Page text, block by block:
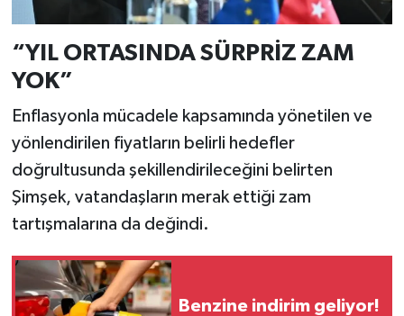
“YIL ORTASINDA SÜRPRİZ ZAM
YOK”
Enflasyonla mücadele kapsamında yönetilen ve
yönlendirilen fiyatların belirli hedefler
doğrultusunda şekillendirileceğini belirten
Şimşek, vatandaşların merak ettiği zam
tartışmalarına da değindi.
Benzine indirim geliyor!